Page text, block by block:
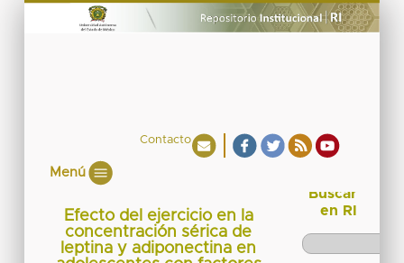
Contacto
Menú
Efecto del ejercicio en la
concentración sérica de
leptina y adiponectina en
Buscar
en RI